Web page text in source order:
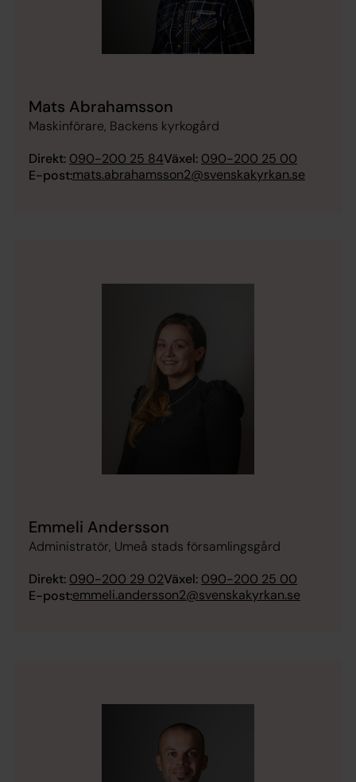
Mats Abrahamsson
Maskinförare, Backens kyrkogård
Direkt: 090-200 25 84Växel: 090-200 25 00
E-post:mats.abrahamsson2@svenskakyrkan.se
Emmeli Andersson
Administratör, Umeå stads församlingsgård
Direkt: 090-200 29 02Växel: 090-200 25 00
E-post:emmeli.andersson2@svenskakyrkan.se